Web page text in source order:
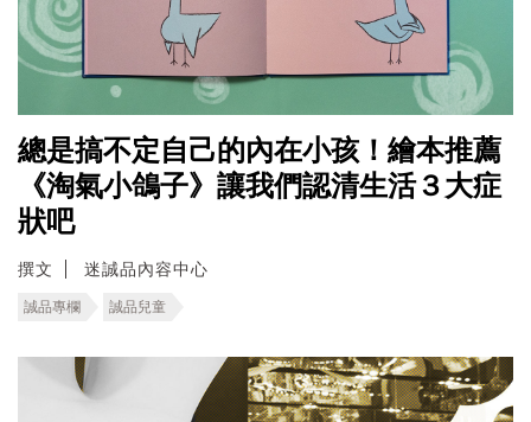
總是搞不定自己的內在小孩！繪本推薦
《淘氣小鴿子》讓我們認清生活３大症
狀吧
撰文 迷誠品內容中心
誠品專欄 誠品兒童